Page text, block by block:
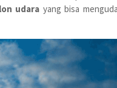
udara yang bisa